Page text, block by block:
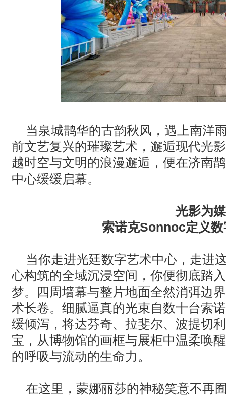
当泉城鹊华的古韵秋风，遇上南洋
前文艺复兴的璀璨艺术，邂逅现代光
越时空与文明的浪漫邂逅，便在济南
中心缓缓启幕。
光影为媒
索诺克Sonnoc定义
当你走进光廷数字艺术中心，走进
心构筑的全域沉浸空间，你便彻底踏
梦。四周墙幕与整片地面全然消弭边
术长卷。细腻逼真的光束自数十台索
缓倾泻，将达芬奇、拉斐尔、波提切
宝，从博物馆的画框与展柜中温柔唤
的呼吸与流动的生命力。
在这里，蒙娜丽莎的神秘笑意不再